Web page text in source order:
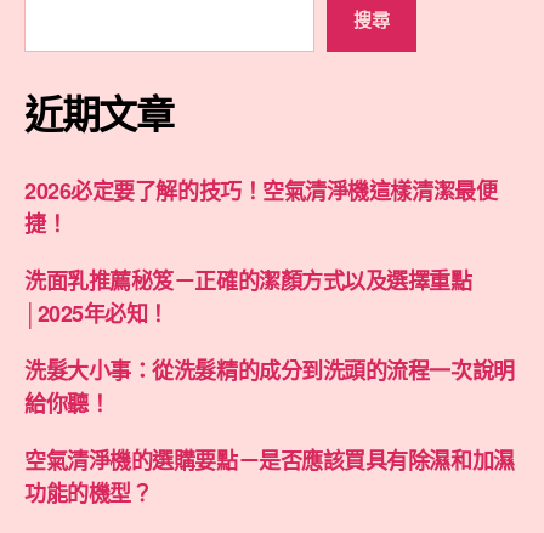
搜尋
近期文章
2026必定要了解的技巧！空氣清淨機這樣清潔最便
捷！
洗面乳推薦秘笈－正確的潔顏方式以及選擇重點
│2025年必知！
洗髮大小事：從洗髮精的成分到洗頭的流程一次說明
給你聽！
空氣清淨機的選購要點－是否應該買具有除濕和加濕
功能的機型？